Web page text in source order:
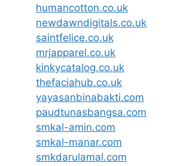
humancotton.co.uk
newdawndigitals.co.uk
saintfelice.co.uk
mrjapparel.co.uk
kinkycatalog.co.uk
thefaciahub.co.uk
yayasanbinabakti.com
paudtunasbangsa.com
smkal-amin.com
smkal-manar.com
smkdarulamal.com